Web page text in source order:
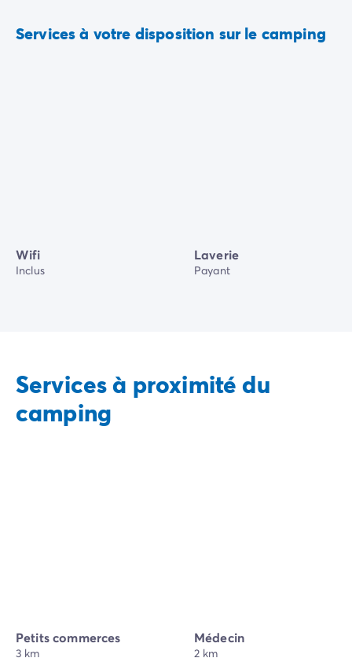
Services à votre disposition sur le camping
Wifi
Inclus
Laverie
Payant
Services à proximité du
camping
Petits commerces
3 km
Médecin
2 km